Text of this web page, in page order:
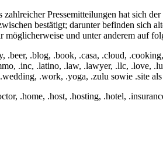
Pressemitteilungen hat sich
bestätigt; darunter befinden sich
und unter anderem auf
.blog, .book, .casa, .cloud,
.inc, .latino, .law, .lawyer, .llc, .love,
.work, .yoga, .zulu sowie .site
.home, .host, .hosting, .hotel,